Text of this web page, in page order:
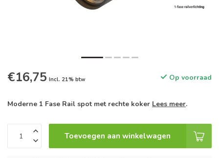
€16,75 Incl. 21% btw Op voorraad
Moderne 1 Fase Rail spot met rechte koker Lees meer.
Toevoegen aan winkelwagen